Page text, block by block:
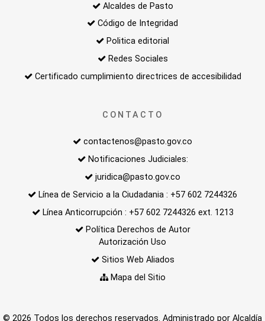
Alcaldes de Pasto
Código de Integridad
Politica editorial
Redes Sociales
Certificado cumplimiento directrices de accesibilidad
CONTACTO
contactenos@pasto.gov.co
Notificaciones Judiciales:
juridica@pasto.gov.co
Línea de Servicio a la Ciudadania : +57 602 7244326
Línea Anticorrupción : +57 602 7244326 ext. 1213
Política Derechos de Autor
Autorización Uso
Sitios Web Aliados
Mapa del Sitio
© 2026 Todos los derechos reservados. Administrado por Alcaldía